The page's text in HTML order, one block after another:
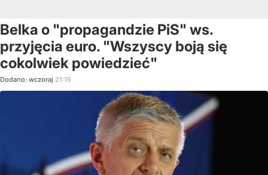
Belka o "propagandzie PiS" ws.
przyjęcia euro. "Wszyscy boją się
cokolwiek powiedzieć"
Dodano: wczoraj 21:15